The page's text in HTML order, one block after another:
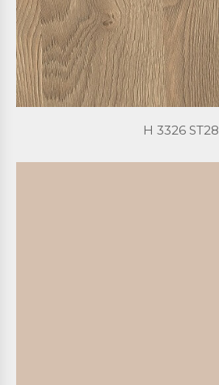
H 3326 ST28